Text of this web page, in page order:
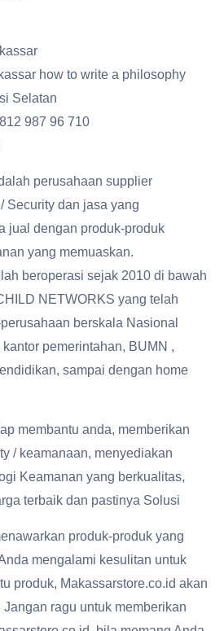
how to write a philosophy
Selatan
987 96 710
perusahaan supplier
Security dan jasa yang
jual dengan produk-produk
yang memuaskan.
beroperasi sejak 2010 di bawah
NETWORKS yang telah
berskala Nasional
pemerintahan, BUMN ,
sampai dengan home
membantu anda, memberikan
/ keamanaan, menyediakan
Keamanan yang berkualitas,
terbaik dan pastinya Solusi
produk-produk yang
mengalami kesulitan untuk
produk, Makassarstore.co.id akan
ragu untuk memberikan